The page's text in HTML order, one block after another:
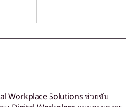
Workplace Solutions ช่วยขับ